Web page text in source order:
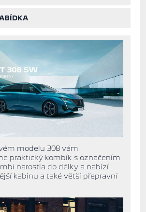
modelu 308 vám
praktický kombík s označením
narostla do délky a nabízí
kabinu a také větší přepravní